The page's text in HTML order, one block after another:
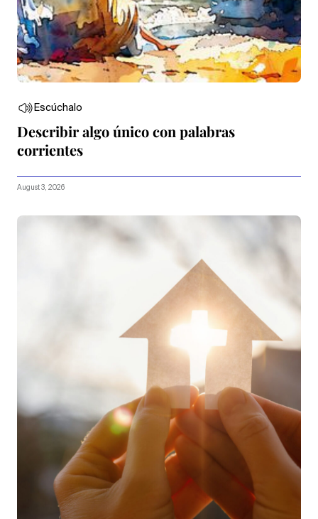
Escúchalo
Describir algo único con palabras
corrientes
August 3, 2026